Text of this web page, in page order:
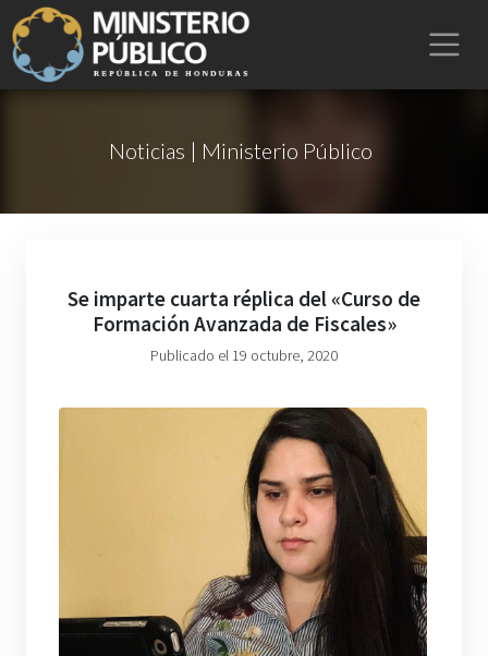
Noticias | Ministerio Público
Se imparte cuarta réplica del «Curso de
Formación Avanzada de Fiscales»
Publicado el 19 octubre, 2020